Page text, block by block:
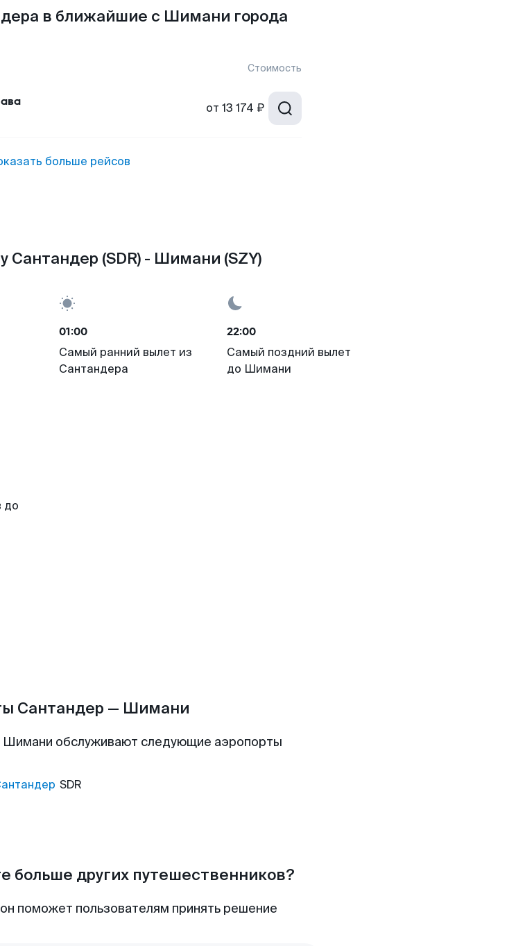
в ближайшие с Шимани города
Стоимость
от 13 174 ₽
больше рейсов
Сантандер (SDR) - Шимани (SZY)
01:00
Самый ранний вылет из
Сантандера
22:00
Самый поздний вылет
до Шимани
до
Сантандер — Шимани
Шимани обслуживают следующие аэропорты
SDR
больше других путешественников?
поможет пользователям принять решение